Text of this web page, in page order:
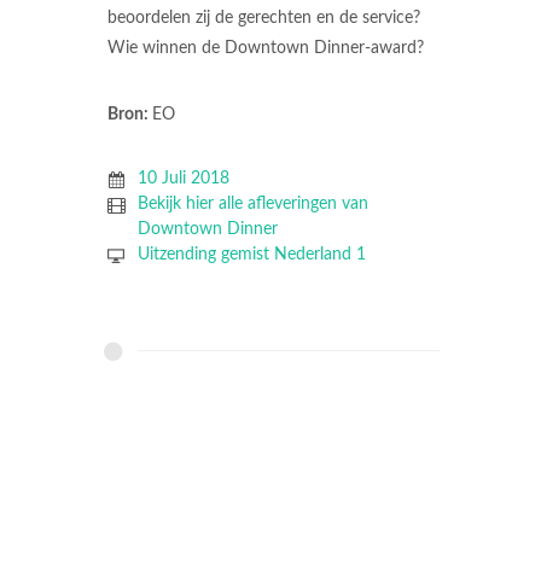
beoordelen zij de gerechten en de service?
Wie winnen de Downtown Dinner-award?
Bron: EO
10 Juli 2018
Bekijk hier alle afleveringen van
Downtown Dinner
Uitzending gemist Nederland 1